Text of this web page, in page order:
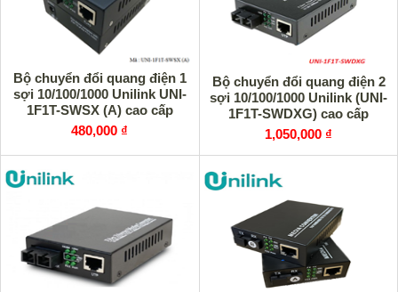
Bộ chuyển đổi quang điện 1
sợi 10/100/1000 Unilink UNI-
1F1T-SWSX (A) cao cấp
480,000 ₫
Bộ chuyển đổi quang điện 2
sợi 10/100/1000 Unilink (UNI-
1F1T-SWDXG) cao cấp
1,050,000 ₫